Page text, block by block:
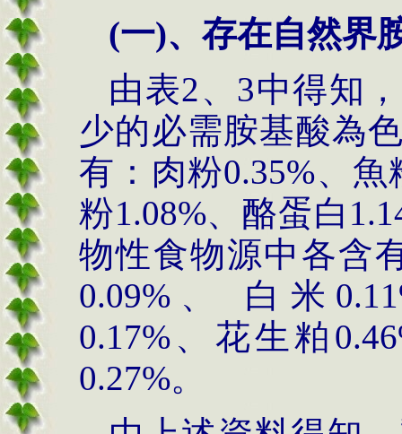
(一)、存在自然界
由表2、 3中得知
少的必需胺基酸為
有：肉粉0.35%、魚
粉1.08%、酪蛋白
物性食物源中各含
0.09% 、 白米
0.17% 、花生粕
0.27%。